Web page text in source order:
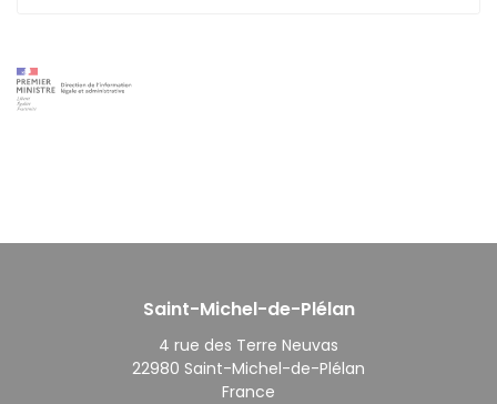
Saint-Michel-de-Plélan
4 rue des Terre Neuvas
22980 Saint-Michel-de-Plélan
France